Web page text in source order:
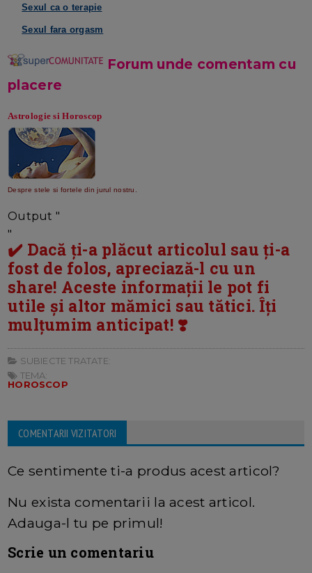
Sexul ca o terapie
Sexul fara orgasm
Forum unde comentam cu
placere
Astrologie si Horoscop
Despre stele si fortele din jurul nostru.
Output "
"
✔️ Dacă ți-a plăcut articolul sau ți-a
fost de folos, apreciază-l cu un
share! Aceste informații le pot fi
utile și altor mămici sau tătici. Îți
mulțumim anticipat! ❣️
SUBIECTE TRATATE:
TEMA:
HOROSCOP
COMENTARII VIZITATORI
Ce sentimente ti-a produs acest articol?
Nu exista comentarii la acest articol.
Adauga-l tu pe primul!
Scrie un comentariu